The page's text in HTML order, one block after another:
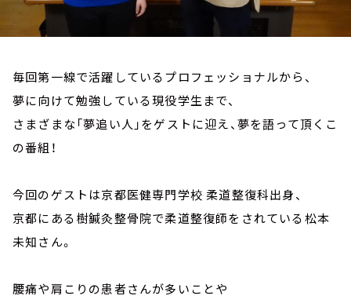
毎回第一線で活躍しているプロフェッショナルから、
夢に向けて勉強している現役学生まで、
さまざまな「夢追い人」をゲストに迎え、夢を語って頂くこ
の番組！
今回のゲストは京都医健専門学校 柔道整復科出身、
京都にある樹鍼灸整骨院で柔道整復師をされている松本
未知さん。
腰痛や肩こりの患者さんが多いことや